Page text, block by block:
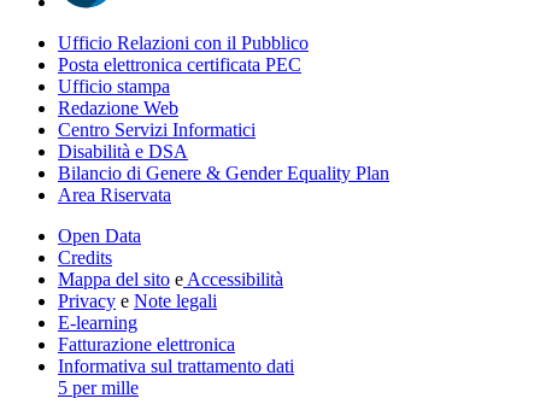
Ufficio Relazioni con il Pubblico
Posta elettronica certificata PEC
Ufficio stampa
Redazione Web
Centro Servizi Informatici
Disabilità e DSA
Bilancio di Genere & Gender Equality Plan
Area Riservata
Open Data
Credits
Mappa del sito e Accessibilità
Privacy e Note legali
E-learning
Fatturazione elettronica
Informativa sul trattamento dati
5 per mille